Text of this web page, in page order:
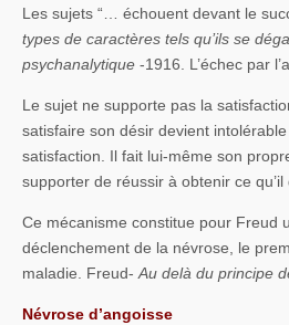
Les sujets “… échouent devant le
types de caractères tels qu’ils se
psychanalytique -1916. L’échec par
Le sujet ne supporte pas la
satisfaire son désir devient
satisfaction. Il fait lui-même son
supporter de réussir à obtenir ce qu’il
Ce mécanisme constitue pour Freud
déclenchement de la névrose, le
maladie. Freud-Au delà du principe
Névrose d’angoisse